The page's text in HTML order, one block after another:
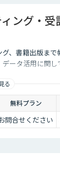
ング・受
、書籍出版ま
ータ活用に関し
る
無料プラン
問合せください